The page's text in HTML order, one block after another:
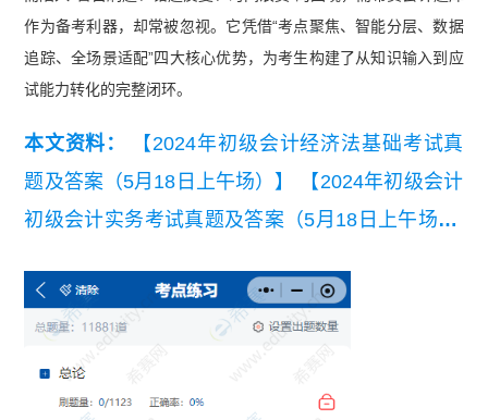
作为备考利器，却常被忽视。它凭借“考点聚焦、智能分层、数据
追踪、全场景适配”四大核心优势，为考生构建了从知识输入到应
试能力转化的完整闭环。
本文资料：
【2024年初级会计经济法基础考试真
题及答案（5月18日上午场）】
【2024年初级会计
初级会计实务考试真题及答案（5月18日上午场）.